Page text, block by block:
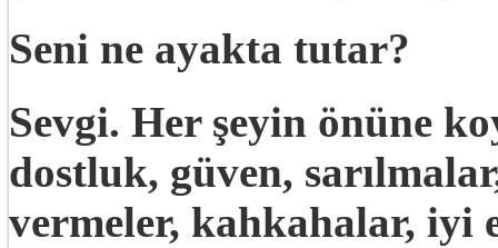
Seni ne ayakta tutar?
Sevgi. Her şeyin önüne
dostluk, güven,
vermeler, kahkahalar, iyi